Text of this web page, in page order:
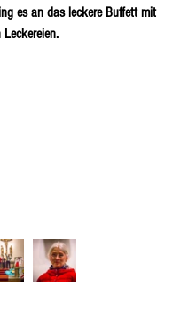
es an das leckere Buffett mit